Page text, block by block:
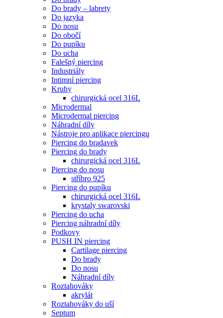
Do brady – labrety
Do jazyka
Do nosu
Do obočí
Do pupíku
Do ucha
Falešný piercing
Industriály
Intimní piercing
Kruhy
chirurgická ocel 316L
Microdermal
Microdermal piercing
Náhradní díly
Nástroje pro aplikace piercingu
Piercing do bradavek
Piercing do brady
chirurgická ocel 316L
Piercing do nosu
stříbro 925
Piercing do pupíku
chirurgická ocel 316L
krystaly swarovski
Piercing do ucha
Piercing náhradní díly
Podkovy
PUSH IN piercing
Cartilage piercing
Do brady
Do nosu
Náhradní díly
Roztahováky
akrylát
Roztahováky do uší
Septum